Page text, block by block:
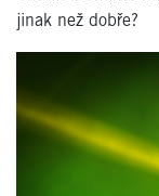
jinak než dobře?